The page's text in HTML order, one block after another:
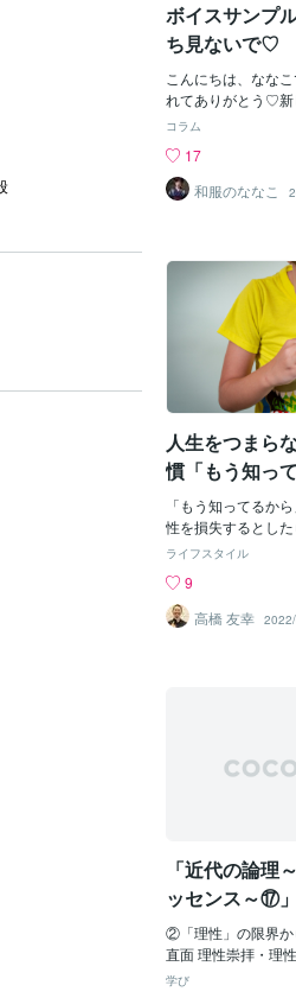
ボイスサンプ
ち見ないで♡
こんにちは、なな
れてありがとう♡新
ンプル3月30日と
1カウント？だから
もらってなんかす
ずっとあげてる方
らってありがとう
嫌いだった私の声
って言ってもらえ
した私の声を聴い
度も何度も聴いて
てる♡でもーーー
いでシンプルにイ
い人のそういうメ
ん？世の中にはも
はやってないけどあ
ビスとかあるじゃん
っち見ないで♡笑
つまでか言ってなか
です（4月末まで）
ねダラダラやるのは
だ聴いてないの？
け♡】私のこと、
コラム
17
和服のななこ
人生をつまら
慣「もう知っ
「もう知ってるか
性を損失するとし
って同じ情報でも
でも、前に聞いた話
値が変わるという
て前に読んだ本を
を豊かにする単に
い」って楽しいん
立、調和できるん
ーチングでは、こ
中心となるテーマ
気質、タイプによ
かに偏りがち。自
か、心当たりあり
ライフスタイル
9
高橋 友幸
「近代の論理
ッセンス～⑰
なくして「現
②「理性」の限界か
直面 理性崇拝・理
で「人類レベルの
学び